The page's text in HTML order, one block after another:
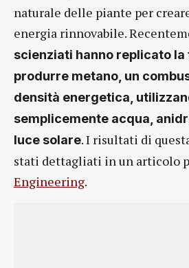
naturale delle piante per
energia rinnovabile.
scienziati hanno replicato
produrre metano, un
densità energetica,
semplicemente acqua,
luce solare. I risultati di
stati dettagliati in un articolo
Engineering.